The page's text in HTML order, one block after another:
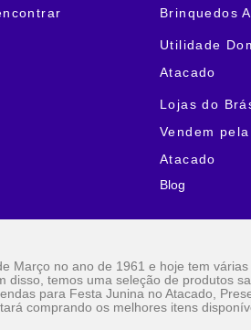
Brinquedos
Utilidade
Atacado
Lojas do
Vendem
Atacado
Blog
Março no ano de 1961 e hoje tem
temos uma seleção de produtos
para Festa Junina no Atacado,
comprando os melhores itens